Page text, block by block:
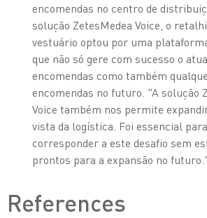
encomendas no centro de
solução ZetesMedea Voice, o
vestuário optou por uma
que não só gere com sucesso o
encomendas como também
encomendas no futuro. "A solução
Voice também nos permite
vista da logística. Foi essencial
corresponder a este desafio sem
prontos para a expansão no
References